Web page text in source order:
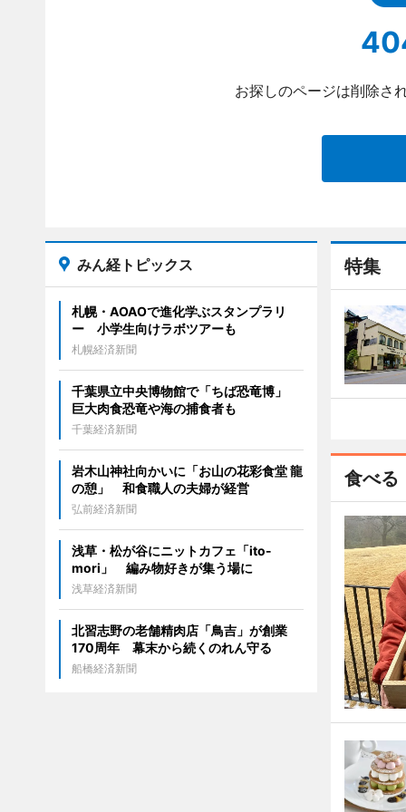
お探しのページは削除さ
特集
食べる
みん経トピックス
札幌・AOAOで進化学ぶスタンプラリ
ー 小学生向けラボツアーも
札幌経済新聞
千葉県立中央博物館で「ちば恐竜博」
巨大肉食恐竜や海の捕食者も
千葉経済新聞
岩木山神社向かいに「お山の花彩食堂 龍
の憩」 和食職人の夫婦が経営
弘前経済新聞
浅草・松が谷にニットカフェ「ito-
mori」 編み物好きが集う場に
浅草経済新聞
北習志野の老舗精肉店「鳥吉」が創業
170周年 幕末から続くのれん守る
船橋経済新聞